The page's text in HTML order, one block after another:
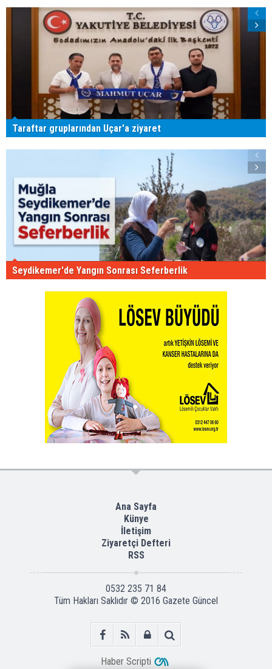
Taraftar gruplarından Uçar'a ziyaret
Seydikemer'de Yangın Sonrası Seferberlik
Ana Sayfa
Künye
İletişim
Ziyaretçi Defteri
RSS
0532 235 71 84
Tüm Hakları Saklıdır © 2016 Gazete Güncel
Haber Scripti